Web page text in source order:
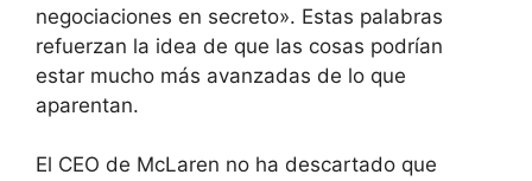
negociaciones en secreto». Estas palabras
refuerzan la idea de que las cosas podrían
estar mucho más avanzadas de lo que
aparentan.
El CEO de McLaren no ha descartado que